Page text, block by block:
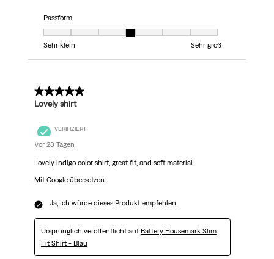
Passform
Passform, 4 von 7, wobei 1 gleich Sehr klein ist und 7 gleich Sehr groß
Sehr klein
Sehr groß
5 von 5 Sternen.
Lovely shirt
VERIFIZIERT
vor 23 Tagen
Lovely indigo color shirt, great fit, and soft material.
Mit Google übersetzen
Ja, Ich würde dieses Produkt empfehlen.
Ursprünglich veröffentlicht auf Battery Housemark Slim
Fit Shirt - Blau